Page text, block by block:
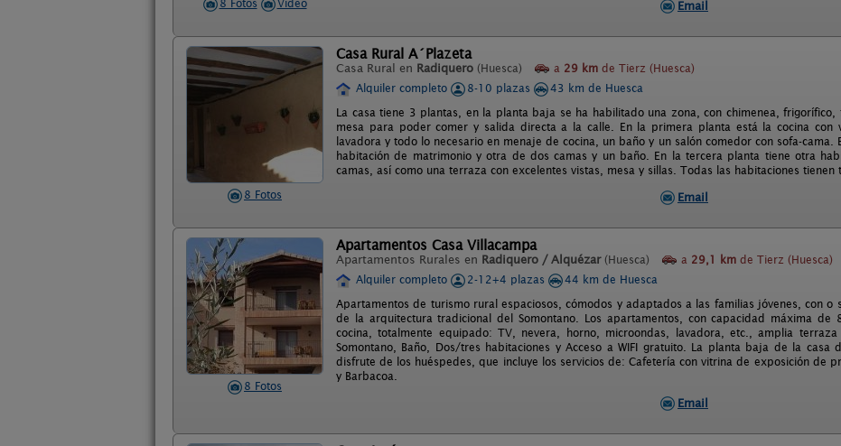
8 Fotos Video
Email
8 Fotos
Casa Rural A´Plazeta
Casa Rural en Radiquero (Huesca) a 29 km de Tierz (Huesca)
Alquiler completo
8-10 plazas
43 km de Huesca
La casa tiene 3 plantas, en la planta baja se ha habilitado una zona, con chimenea,
mesa para poder comer y salida directa a la calle. En la primera planta está la cocina con
lavadora y todo lo necesario en menaje de cocina, un baño y un salón comedor con sofa-cama.
habitación de matrimonio y otra de dos camas y un baño. En la tercera planta tiene otra
camas, así como una terraza con excelentes vistas, mesa y sillas. Todas las habitaciones tienen
Email
8 Fotos
Apartamentos Casa Villacampa
Apartamentos Rurales en Radiquero / Alquézar (Huesca) a 29,1 km de Tierz (Huesca)
Alquiler completo
2-12+4 plazas
44 km de Huesca
Apartamentos de turismo rural espaciosos, cómodos y adaptados a las familias jóvenes, con o
de la arquitectura tradicional del Somontano. Los apartamentos, con capacidad máxima de
cocina, totalmente equipado: TV, nevera, horno, microondas, lavadora, etc., amplia
Somontano, Baño, Dos/tres habitaciones y Acceso a WIFI gratuito. La planta baja de la
disfrute de los huéspedes, que incluye los servicios de: Cafetería con vitrina de exposición de
y Barbacoa.
Email